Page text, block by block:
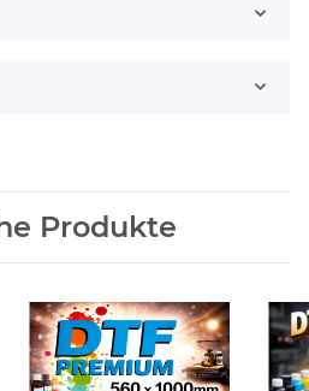
Produkte